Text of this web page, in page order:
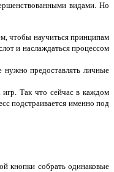
видами. Но
чтобы научиться принципам
и наслаждаться процессом
предоставлять личные
Так что сейчас в каждом
подстраивается именно под
кнопки собрать одинаковые